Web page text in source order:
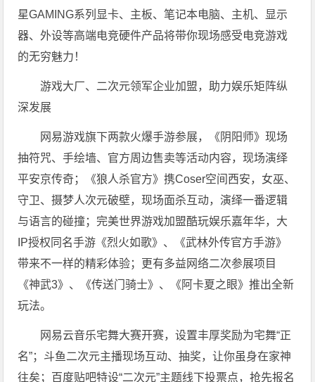
星GAMING系列显卡、主板、笔记本电脑、主机、显示
器、外设等高端电竞硬件产品将带你现场感受电竞游戏
的无穷魅力！
游戏大厂、二次元领军企业加盟，助力娱乐矩阵纵
深发展
网易游戏旗下两款火爆手游参展，《阴阳师》现场
抽符咒、手绘墙、官方周边售卖等活动内容，现场演绎
平安京传奇；《狼人杀官方》携Coser空间西安，女巫、
守卫、摄梦人次元破壁，现场面杀互动，演绎一番逻辑
与语言的碰撞；完美世界游戏加盟酷玩娱乐嘉年华，大
IP授权同名手游《烈火如歌》、《武林外传官方手游》
带来不一样的精彩体验；更有多益网络二次参展项目
《神武3》、《传送门骑士》、《阿卡夏之眼》推出全新
玩法。
网易云音乐宅舞大赛开赛，设置丰厚奖励为宅舞“正
名”；斗鱼二次元主播现场互动、抽奖，让你虽身在家神
往矣；百度贴吧特设“二次元”主题线下投票点，抢先报名